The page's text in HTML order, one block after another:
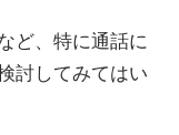
ど、特に通話に
討してみてはい